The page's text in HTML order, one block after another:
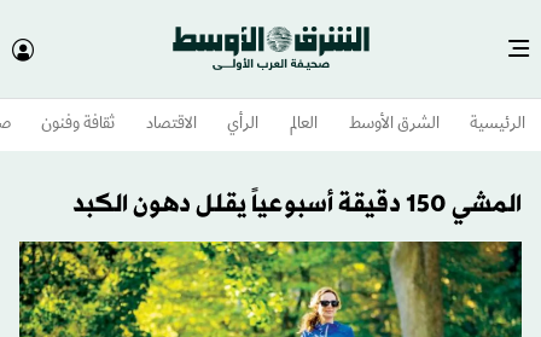
الرئيسية الشرق الأوسط​ العالم الرأي الاقتصاد ثقافة وفنون
المشي 150 دقيقة أسبوعياً يقلل دهون الكبد